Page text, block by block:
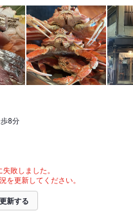
8分
敗しました。
を更新してください。
新する